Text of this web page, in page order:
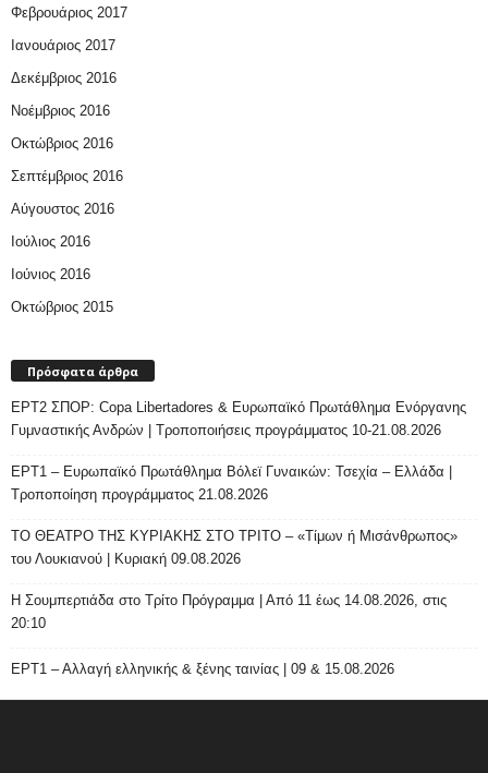
Φεβρουάριος 2017
Ιανουάριος 2017
Δεκέμβριος 2016
Νοέμβριος 2016
Οκτώβριος 2016
Σεπτέμβριος 2016
Αύγουστος 2016
Ιούλιος 2016
Ιούνιος 2016
Οκτώβριος 2015
Πρόσφατα άρθρα
ΕΡΤ2 ΣΠΟΡ: Copa Libertadores & Ευρωπαϊκό Πρωτάθλημα Ενόργανης
Γυμναστικής Ανδρών | Τροποποιήσεις προγράμματος 10-21.08.2026
ΕΡΤ1 – Ευρωπαϊκό Πρωτάθλημα Βόλεϊ Γυναικών: Τσεχία – Ελλάδα |
Τροποποίηση προγράμματος 21.08.2026
ΤΟ ΘΕΑΤΡΟ ΤΗΣ ΚΥΡΙΑΚΗΣ ΣΤΟ ΤΡΙΤΟ – «Τίμων ή Μισάνθρωπος»
του Λουκιανού | Κυριακή 09.08.2026
H Σουμπερτιάδα στο Τρίτο Πρόγραμμα | Από 11 έως 14.08.2026, στις
20:10
ΕΡΤ1 – Αλλαγή ελληνικής & ξένης ταινίας | 09 & 15.08.2026